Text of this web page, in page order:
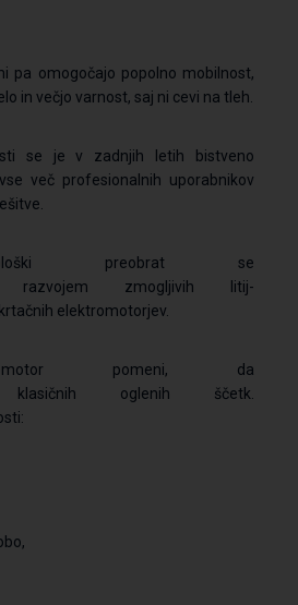
pa omogočajo popolno mobilnost,
in večjo varnost, saj ni cevi na tleh.
se je v zadnjih letih bistveno
več profesionalnih uporabnikov
preobrat se
zmogljivih litij-
elektromotorjev.
motor pomeni, da
oglenih ščetk.